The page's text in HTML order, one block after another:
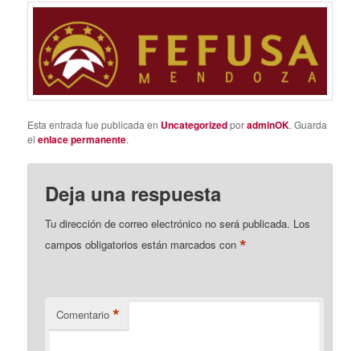
Esta entrada fue publicada en UncategorizedporadminOK. Guarda
elenlace permanente.
Deja una respuesta
Tu dirección de correo electrónico no será publicada. Los
campos obligatorios están marcados con*
Comentario *